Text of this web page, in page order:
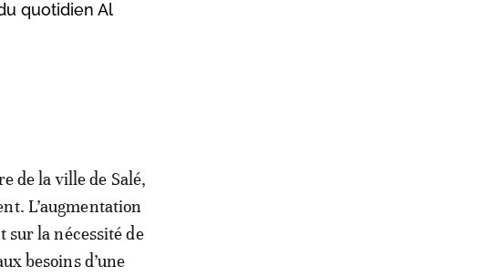
quotidien Al
de la ville de Salé,
L’augmentation
sur la nécessité de
besoins d’une